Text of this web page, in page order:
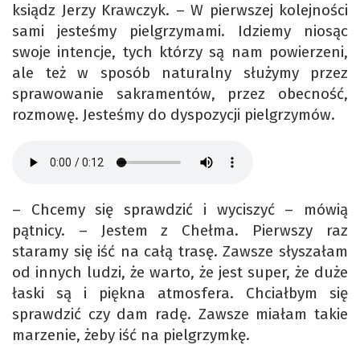
ksiądz Jerzy Krawczyk. – W pierwszej kolejności
sami jesteśmy pielgrzymami. Idziemy niosąc
swoje intencje, tych którzy są nam powierzeni,
ale też w sposób naturalny służymy przez
sprawowanie sakramentów, przez obecność,
rozmowę. Jesteśmy do dyspozycji pielgrzymów.
– Chcemy się sprawdzić i wyciszyć – mówią
pątnicy. – Jestem z Chełma. Pierwszy raz
staramy się iść na całą trasę. Zawsze słyszałam
od innych ludzi, że warto, że jest super, że duże
łaski są i piękna atmosfera. Chciałbym się
sprawdzić czy dam radę. Zawsze miałam takie
marzenie, żeby iść na pielgrzymkę.